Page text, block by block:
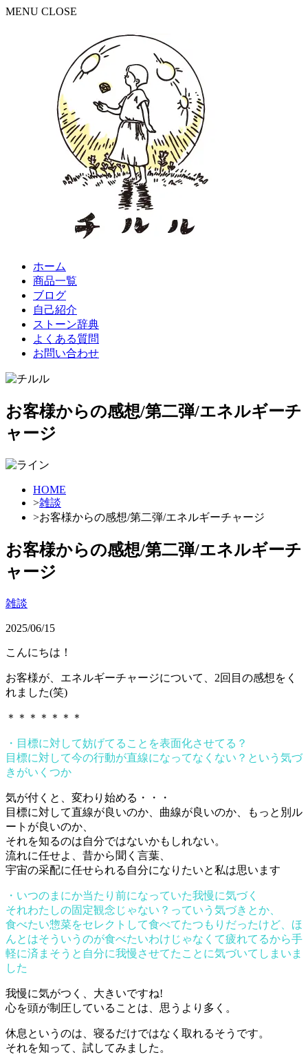
MENU CLOSE
ホーム
商品一覧
ブログ
自己紹介
ストーン辞典
よくある質問
お問い合わせ
お客様からの感想/第二弾/エネルギーチ
ャージ
HOME
>雑談
>お客様からの感想/第二弾/エネルギーチャージ
お客様からの感想/第二弾/エネルギーチ
ャージ
雑談
2025/06/15
こんにちは！
お客様が、エネルギーチャージについて、2回目の感想をく
れました(笑)
＊＊＊＊＊＊＊
・目標に対して妨げてることを表面化させてる？
目標に対して今の行動が直線になってなくない？という気づ
きがいくつか
気が付くと、変わり始める・・・
目標に対して直線が良いのか、曲線が良いのか、もっと別ル
ートが良いのか、
それを知るのは自分ではないかもしれない。
流れに任せよ、昔から聞く言葉、
宇宙の采配に任せられる自分になりたいと私は思います
・いつのまにか当たり前になっていた我慢に気づく
それわたしの固定観念じゃない？っていう気づきとか、
食べたい惣菜をセレクトして食べてたつもりだったけど、ほ
んとはそういうのが食べたいわけじゃなくて疲れてるから手
軽に済まそうと自分に我慢させてたことに気づいてしまいま
した
我慢に気がつく、大きいですね!
心を頭が制圧していることは、思うより多く。
休息というのは、寝るだけではなく取れるそうです。
それを知って、試してみました。